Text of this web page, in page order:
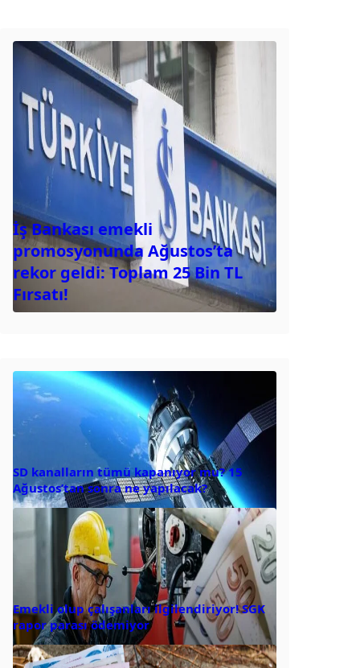
İş Bankası emekli
promosyonunda Ağustos’ta
rekor geldi: Toplam 25 Bin TL
Fırsatı!
SD kanalların tümü kapanıyor mu? 15
Ağustos’tan sonra ne yapılacak?
Emekli olup çalışanları ilgilendiriyor! SGK
rapor parası ödemiyor